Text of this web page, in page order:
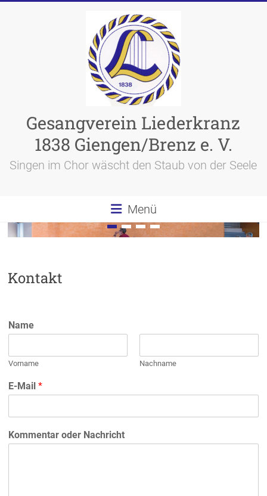
Gesangverein Liederkranz
1838 Giengen/Brenz e. V.
Singen im Chor wäscht den Staub von der Seele
Menü
Kontakt
Name
Vorname Nachname
E-Mail*
Kommentar oder Nachricht